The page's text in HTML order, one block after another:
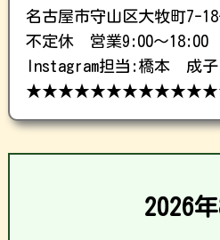
名古屋市守山区大牧町7-
不定休 営業9:00〜18:00
Instagram担当:橋本 成
2026年